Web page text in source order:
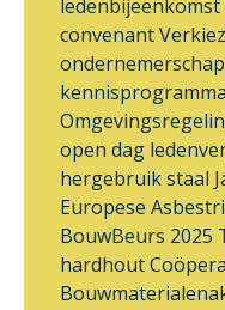
ledenbijeenkomst
convenant
ondernemerschap
kennisprogramma
open dag
hergebruikstaal
Europese
BouwBeurs 2025
hardhout